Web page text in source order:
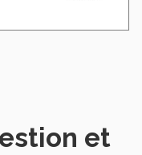
et